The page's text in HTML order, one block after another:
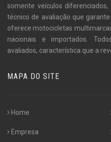
somente veículos
técnico de avaliação que
oferece motocicletas
nacionais e importados.
avaliados, característica que a
MAPA DO SITE
Home
Empresa